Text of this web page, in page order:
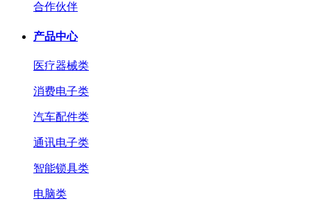
合作伙伴
产品中心
医疗器械类
消费电子类
汽车配件类
通讯电子类
智能锁具类
电脑类